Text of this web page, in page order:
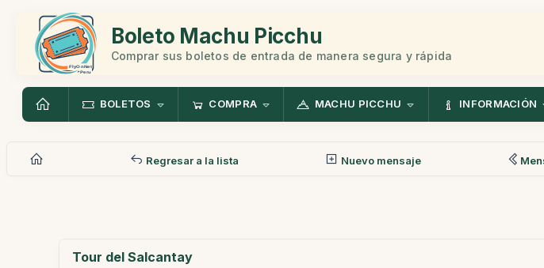
Boleto Machu Picchu
Comprar sus boletos de entrada de manera segura y rápida
BOLETOS COMPRA MACHU PICCHU INFORMACIÓN
Regresar a la lista Nuevo mensaje
Tour del Salcantay